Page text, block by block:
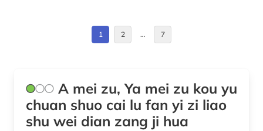
bilddatenbank (2)
bildstock (2)
bildung (1)
Deutschland (11)
Finnland (1)
Frankreich (3)
1 2 … 7
A mei zu, Ya mei zu kou yu
chuan shuo cai lu fan yi zi liao
shu wei dian zang ji hua